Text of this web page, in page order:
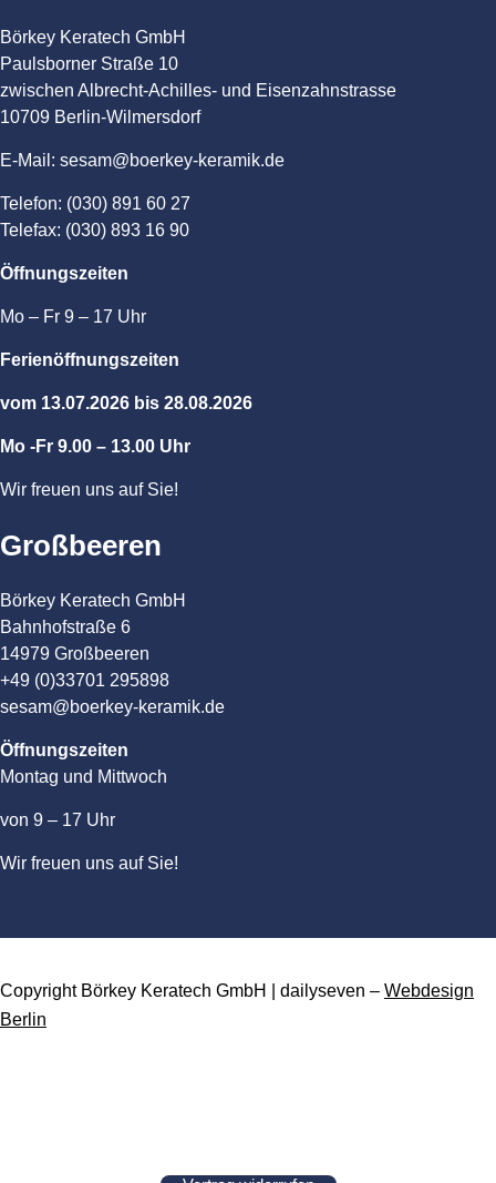
Börkey Keratech GmbH
Paulsborner Straße 10
zwischen Albrecht-Achilles- und Eisenzahnstrasse
10709 Berlin-Wilmersdorf
E-Mail: sesam@boerkey-keramik.de
Telefon: (030) 891 60 27
Telefax: (030) 893 16 90
Öffnungszeiten
Mo – Fr 9 – 17 Uhr
Ferienöffnungszeiten
vom 13.07.2026 bis 28.08.2026
Mo -Fr 9.00 – 13.00 Uhr
Wir freuen uns auf Sie!
Großbeeren
Börkey Keratech GmbH
Bahnhofstraße 6
14979 Großbeeren
+49 (0)33701 295898
sesam@boerkey-keramik.de
Öffnungszeiten
Montag und Mittwoch
von 9 – 17 Uhr
Wir freuen uns auf Sie!
Copyright Börkey Keratech GmbH | dailyseven – Webdesign
Berlin